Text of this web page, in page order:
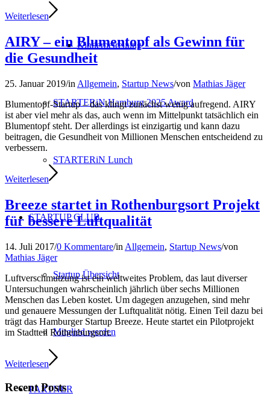
Kinderbetreuung
STARTERiN Hamburg 2025 Award
STARTERiN Lunch
STARTUP CLUB
Startup Übersicht
Mitglied werden
PARTNER
Weiterlesen
AIRY – ein Blumentopf als Gewinn für
die Gesundheit
25. Januar 2019/in Allgemein, Startup News/von Mathias Jäger
Blumentopf-Startup – das klingt zunächst wenig aufregend. AIRY
ist aber viel mehr als das, auch wenn im Mittelpunkt tatsächlich ein
Blumentopf steht. Der allerdings ist einzigartig und kann dazu
beitragen, die Gesundheit von Millionen Menschen entscheidend zu
verbessern.
Weiterlesen
Breeze startet in Rothenburgsort Projekt
für bessere Luftqualität
14. Juli 2017/0 Kommentare/in Allgemein, Startup News/von
Mathias Jäger
Luftverschmutzung ist ein weltweites Problem, das laut diverser
Untersuchungen wahrscheinlich jährlich über sechs Millionen
Menschen das Leben kostet. Um dagegen anzugehen, sind mehr
und genauere Messungen der Luftqualität nötig. Einen Teil dazu bei
trägt das Hamburger Startup Breeze. Heute startet ein Pilotprojekt
im Stadtteil Rothenburgsort.
Weiterlesen
Recent Posts